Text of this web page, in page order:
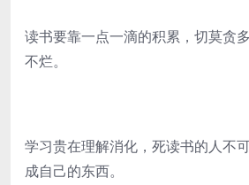
读书要靠一点一滴的积累，切莫贪
不烂。
学习贵在理解消化，死读书的人不
成自己的东西。